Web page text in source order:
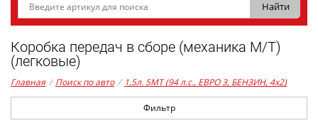
Коробка передач в сборе (механика М/Т)
(легковые)
Главная / Поиск по авто / 1,5л. 5MT (94 л.с., ЕВРО 3, БЕНЗИН, 4x2)
Фильтр